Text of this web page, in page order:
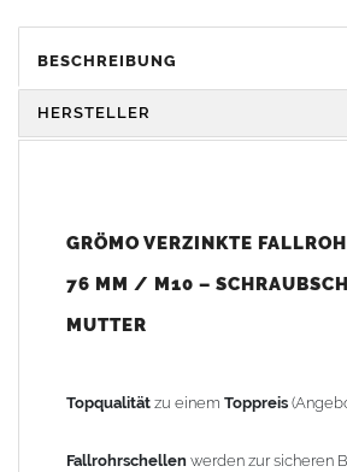
Vorteile:
Feuerverzinkt
dünne galvanische Verzinkung)
Geeignet für
BESCHREIBUNG
HERSTELLER
GRÖMO VERZINKTE
76 MM / M10 –
MUTTER
Topqualität zu einem Toppreis
Fallrohrschellen werden zur sicheren